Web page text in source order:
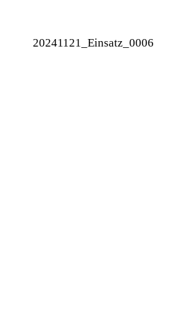
20241121_Einsatz_0006